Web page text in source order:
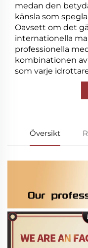
medan den
känsla som
Oavsett om det
internationella
professionella
kombinationen
som varje
Översikt